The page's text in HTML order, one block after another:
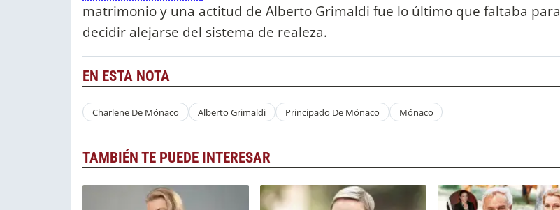
matrimonio y una actitud de Alberto Grimaldi fue lo último que faltaba para
decidir alejarse del sistema de realeza.
EN ESTA NOTA
Charlene De Mónaco Alberto Grimaldi Principado De Mónaco Mónaco
TAMBIÉN TE PUEDE INTERESAR